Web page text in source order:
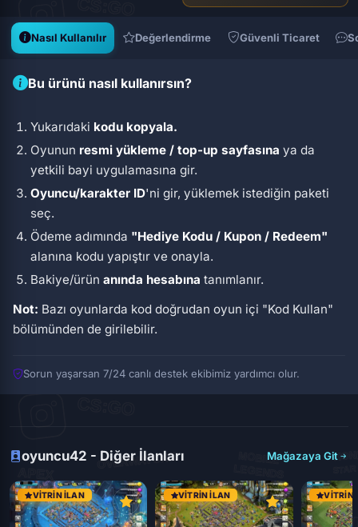
Nasıl Kullanılır Değerlendirme Güvenli Ticaret
Bu ürünü nasıl kullanırsın?
Yukarıdaki kodu kopyala.
Oyunun resmi yükleme / top-up sayfasına ya da
yetkili bayi uygulamasına gir.
Oyuncu/karakter ID'ni gir, yüklemek istediğin paketi
seç.
Ödeme adımında "Hediye Kodu / Kupon / Redeem"
alanına kodu yapıştır ve onayla.
Bakiye/ürünanında hesabına tanımlanır.
Not: Bazı oyunlarda kod doğrudan oyun içi "Kod Kullan"
bölümünden de girilebilir.
Sorun yaşarsan 7/24 canlı destek ekibimiz yardımcı olur.
oyuncu42 - Diğer İlanları Mağazaya Git
VITRIN İLAN VITRIN İLAN VITRIN